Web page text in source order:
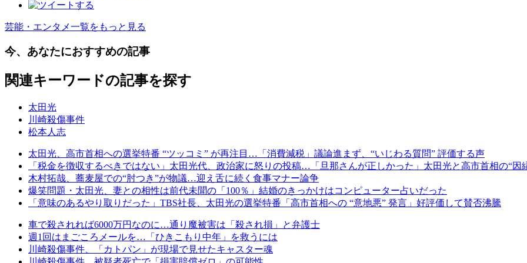
芸能・エンタメ一覧をもっと見る
今、あなたにおすすめの記事
関連キーワードの記事を探す
太田光
川崎殺傷事件
松本人志
太田光、高市首相への選挙特番 “ツッコミ” が再注目…「消費減税」議論進まず、“いじわる質問” 評価する声
「税金を徴収するべきではない」太田光代、政治家に怒りの投稿…「旦那さんが正しかった」太田光と高市首相の“因
木村拓哉、蕎麦屋での“肘つき”が物議…迎え舌に続く食事マナー論争
爆笑問題・太田光、妻との相性は前代未聞の「100％」結婚のきっかけはコンピューター占いだった
「意味のあるやり取りだった」TBS社長、太田光の選挙特番「高市首相への “意地悪” 発言」好評価して賛否沸騰
車で殺されれば6000万円なのに…通り魔被害は「殺され損」と弁護士
週1回はまごころメールを…「ひきこもり中年」を救うには
川崎殺傷事件、「カトパン」が現場で見せたキャスター魂